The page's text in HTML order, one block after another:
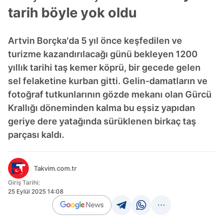
tarih böyle yok oldu
Artvin Borçka'da 5 yıl önce keşfedilen ve
turizme kazandırılacağı günü bekleyen 1200
yıllık tarihi taş kemer köprü, bir gecede gelen
sel felaketine kurban gitti. Gelin-damatların ve
fotoğraf tutkunlarının gözde mekanı olan Gürcü
Krallığı döneminden kalma bu eşsiz yapıdan
geriye dere yatağında sürüklenen birkaç taş
parçası kaldı.
Takvim.com.tr
Giriş Tarihi:
25 Eylül 2025 14:08